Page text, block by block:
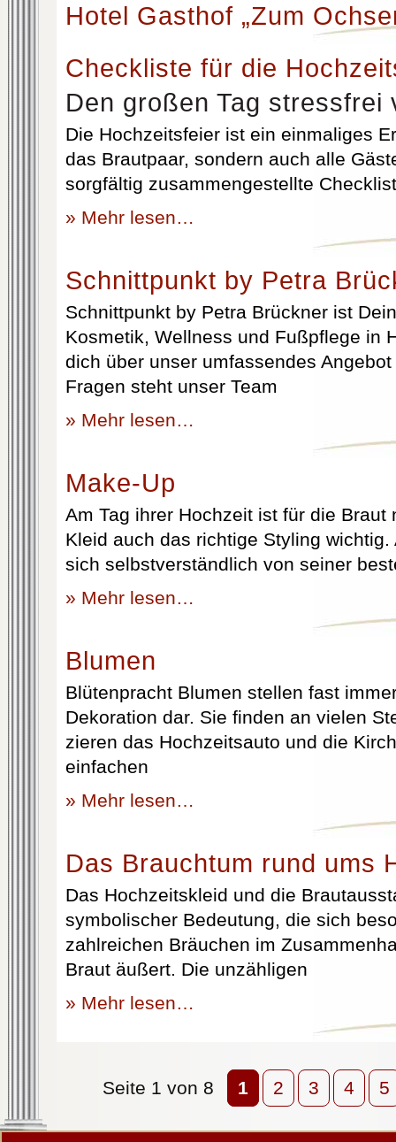
Hotel Gasthof „Zum
Checkliste für die
Den großen Tag stressfrei
Die Hochzeitsfeier ist ein einmaliges
das Brautpaar, sondern auch alle
sorgfältig zusammengestellte
» Mehr lesen…
Schnittpunkt by Petra
Schnittpunkt by Petra Brückner ist
Kosmetik, Wellness und Fußpflege in
dich über unser umfassendes
Fragen steht unser Team
» Mehr lesen…
Make-Up
Am Tag ihrer Hochzeit ist für die Braut
Kleid auch das richtige Styling
sich selbstverständlich von seiner
» Mehr lesen…
Blumen
Blütenpracht Blumen stellen fast
Dekoration dar. Sie finden an vielen
zieren das Hochzeitsauto und die
einfachen
» Mehr lesen…
Das Brauchtum rund ums
Das Hochzeitskleid und die
symbolischer Bedeutung, die sich
zahlreichen Bräuchen im
Braut äußert. Die unzähligen
» Mehr lesen…
Seite 1 von 8 1 2 3 4 5